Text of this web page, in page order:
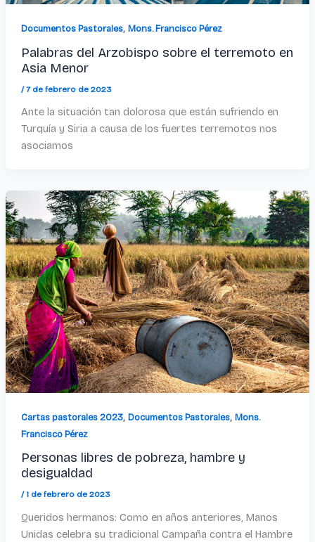
Documentos Pastorales, Mons. Francisco Pérez
Palabras del Arzobispo sobre el terremoto en
Asia Menor
/7 de febrero de 2023
Ante la situación tan dolorosa que están sufriendo en
Turquía y Siria a causa de los fuertes terremotos nos
asociamos
Cartas pastorales 2023, Documentos Pastorales, Mons.
Francisco Pérez
Personas libres de pobreza, hambre y
desigualdad
/1 de febrero de 2023
Queridos hermanos: Como en años anteriores, Manos
Unidas celebra su tradicional Campaña contra el Hambre